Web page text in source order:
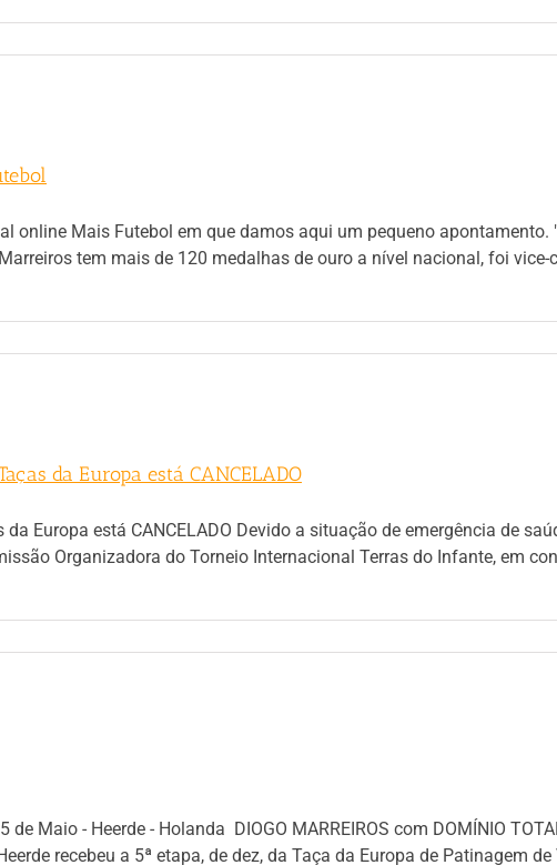
online Mais Futebol em que damos aqui um pequeno apontamento.
tem mais de 120 medalhas de ouro a nível nacional, foi vice-
da Europa está CANCELADO
Europa está CANCELADO Devido a situação de emergência de
Organizadora do Torneio Internacional Terras do Infante, em
Maio - Heerde - Holanda DIOGO MARREIROS com DOMÍNIO
recebeu a 5ª etapa, de dez, da Taça da Europa de Patinagem de